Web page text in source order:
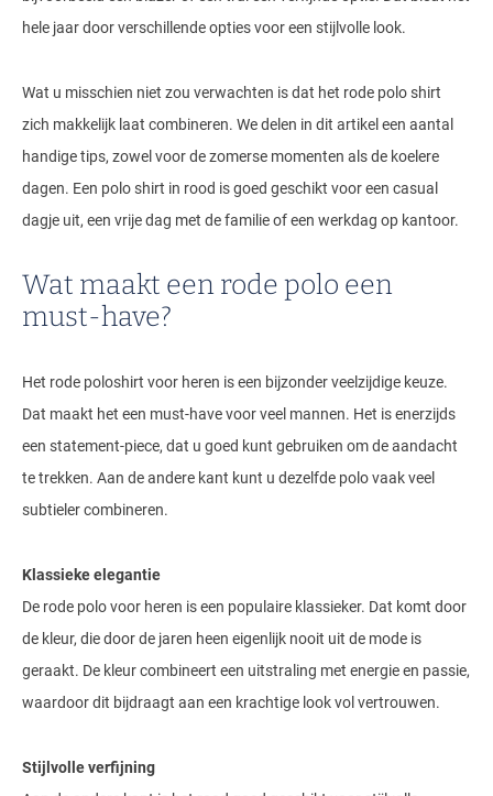
hele jaar door verschillende opties voor een stijlvolle look.
Wat u misschien niet zou verwachten is dat het rode polo shirt
zich makkelijk laat combineren. We delen in dit artikel een aantal
handige tips, zowel voor de zomerse momenten als de koelere
dagen. Een polo shirt in rood is goed geschikt voor een casual
dagje uit, een vrije dag met de familie of een werkdag op kantoor.
Wat maakt een rode polo een
must-have?
Het rode poloshirt voor heren is een bijzonder veelzijdige keuze.
Dat maakt het een must-have voor veel mannen. Het is enerzijds
een statement-piece, dat u goed kunt gebruiken om de aandacht
te trekken. Aan de andere kant kunt u dezelfde polo vaak veel
subtieler combineren.
Klassieke elegantie
De rode polo voor heren is een populaire klassieker. Dat komt door
de kleur, die door de jaren heen eigenlijk nooit uit de mode is
geraakt. De kleur combineert een uitstraling met energie en passie,
waardoor dit bijdraagt aan een krachtige look vol vertrouwen.
Stijlvolle verfijning